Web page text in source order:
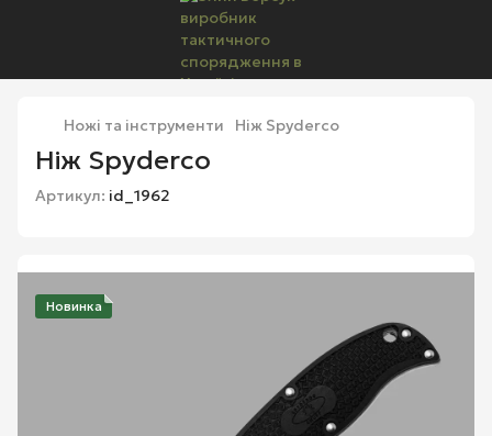
Ножі та інструменти Ніж Spyderco
Ніж Spyderco
Артикул: id_1962
Новинка